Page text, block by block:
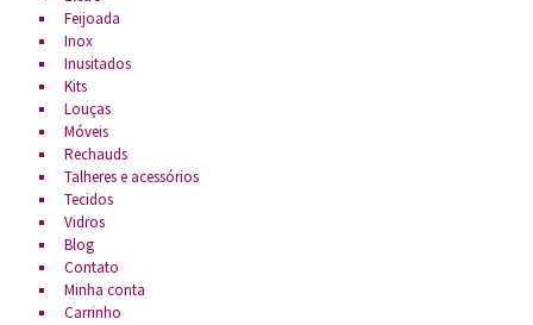
Feijoada
Inox
Inusitados
Kits
Louças
Móveis
Rechauds
Talheres e acessórios
Tecidos
Vidros
Blog
Contato
Minha conta
Carrinho